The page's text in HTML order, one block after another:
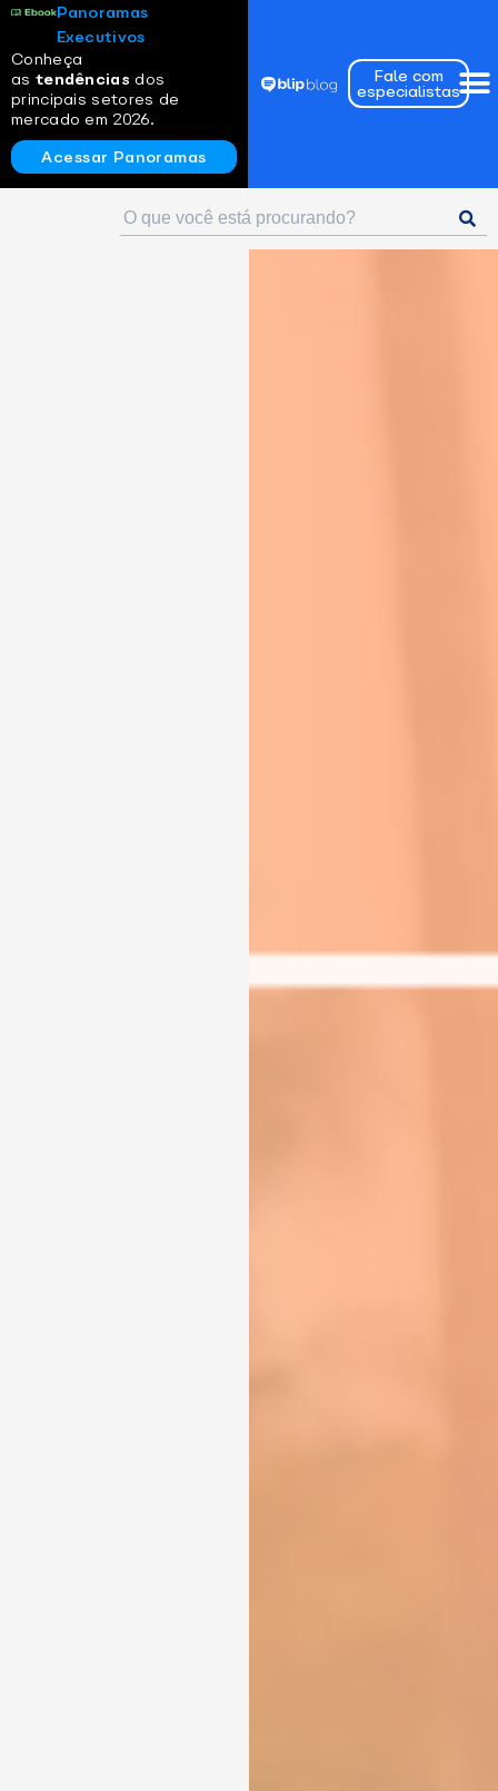
Panoramas
Executivos
Conheça
as tendências dos
principais setores de
mercado em 2026.
Acessar Panoramas
Fale com
especialistas